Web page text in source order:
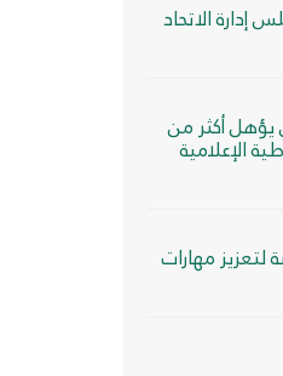
العشرون(20) لمجلس إدارة الاتحاد
يؤهل أكثر من
الإعلامية
مهارات